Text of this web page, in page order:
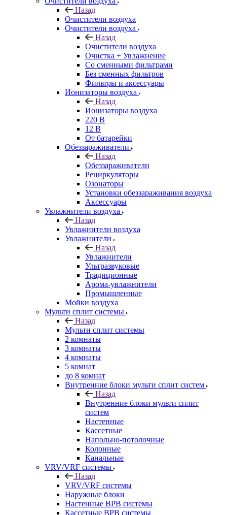
Назад
Очистители воздуха
Очистители воздуха
Назад
Очистители воздуха
Очистка + Увлажнение
Cо сменными фильтрами
Без сменных фильтров
Фильтры и аксессуары
Ионизаторы воздуха
Назад
Ионизаторы воздуха
220 В
12 В
От батарейки
Обеззараживатели
Назад
Обеззараживатели
Рециркуляторы
Озонаторы
Установки обеззараживания воздуха
Аксессуары
Увлажнители воздуха
Назад
Увлажнители воздуха
Увлажнители
Назад
Увлажнители
Ультразвуковые
Традиционные
Арома-увлажнители
Промышленные
Мойки воздуха
Мульти сплит системы
Назад
Мульти сплит системы
2 комнаты
3 комнаты
4 комнаты
5 комнат
до 8 комнат
Внутренние блоки мульти сплит систем
Назад
Внутренние блоки мульти сплит
систем
Настенные
Кассетные
Напольно-потолочные
Колонные
Канальные
VRV/VRF системы
Назад
VRV/VRF системы
Наружные блоки
Настенные ВРВ системы
Кассетные ВРВ системы